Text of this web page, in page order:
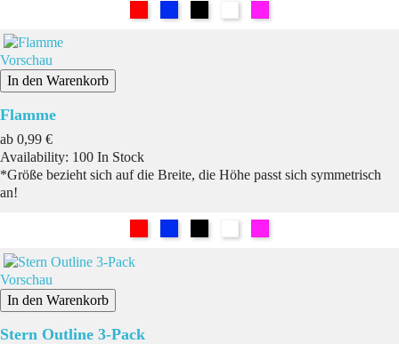
Vorschau
In den Warenkorb
Flamme
ab Preis
0,99 €
Availability: 100 In Stock
*Größe bezieht sich auf die Breite, die Höhe passt sich symmetrisch
an!
Vorschau
In den Warenkorb
Stern Outline 3-Pack